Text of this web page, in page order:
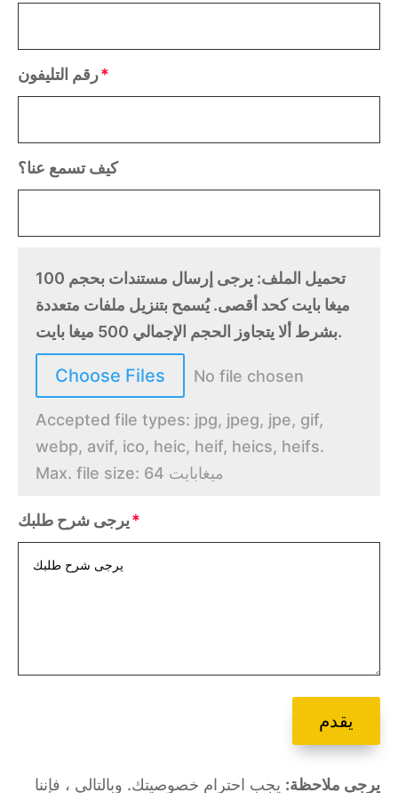
رقم التليفون
كيف تسمع عنا؟
تحميل الملف: يرجى إرسال مستندات بحجم 100
ميغا بايت كحد أقصى. يُسمح بتنزيل ملفات متعددة
بشرط ألا يتجاوز الحجم الإجمالي 500 ميغا بايت.
Choose Files No file chosen
Accepted file types: jpg, jpeg, jpe, gif,
webp, avif, ico, heic, heif, heics, heifs.
Max. file size: 64 ميغابايت
يرجى شرح طلبك
يقدم
يرجى ملاحظة: يجب احترام خصوصيتك. وبالتالي ، فإننا